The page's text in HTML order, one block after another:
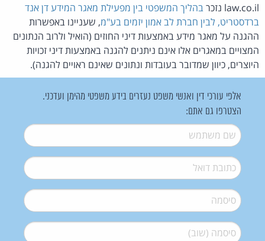
law.co.il נזכר
בהליך המשפטי בין מפעילת מאגר המידע דן אנד
ברדסטריט, לבין חברת לב אמון יזמים בע"מ, שעניינו באפשרות
ההגנה על מאגר מידע באמצעות דיני החוזים (הואיל ולרוב הנתונים
המצויים במאגרים אלו אינם ניתנים להגנה באמצעות דיני זכויות
היוצרים, כיוון שמדובר בעובדות ונתונים שאינם ראויים להגנה).
אלפי עורכי דין ואנשי משפט נעזרים בידע משפטי מהימן ועדכני.
הצטרפו גם אתם:
שם משתמש*
דואל*
סיסמה*
סיסמה (שוב)*